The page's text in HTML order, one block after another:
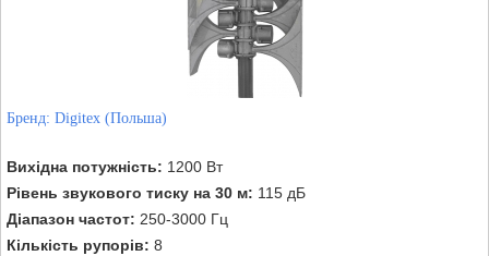
Бренд: Digitex (Польша)
Вихідна потужність: 1200 Вт
Рівень звукового тиску на 30 м: 115 дБ
Діапазон частот: 250-3000 Гц
Кількість рупорів: 8